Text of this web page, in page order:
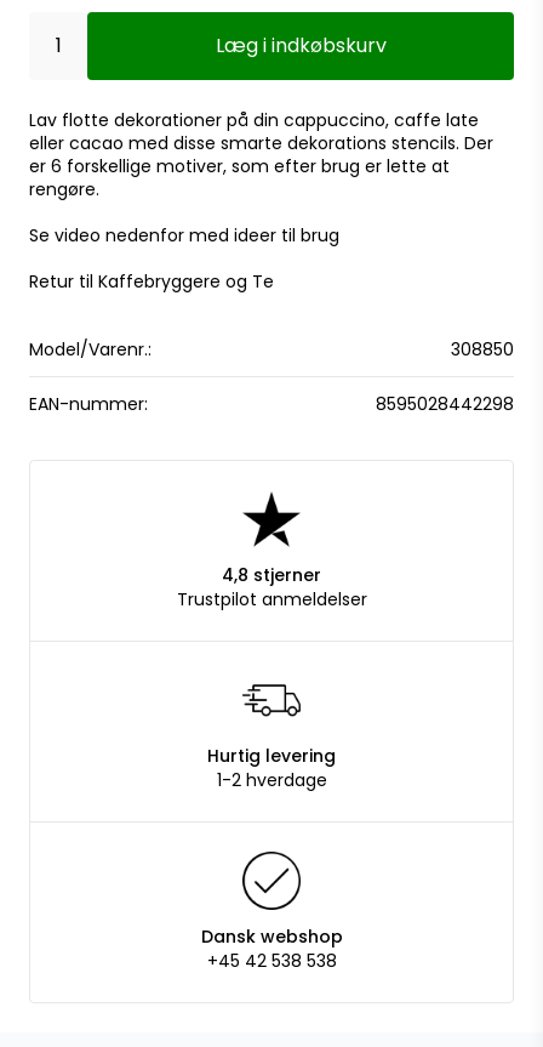
Læg i indkøbskurv
Lav flotte dekorationer på din cappuccino, caffe late
eller cacao med disse smarte dekorations stencils. Der
er 6 forskellige motiver, som efter brug er lette at
rengøre.
Se video nedenfor med ideer til brug
Retur til Kaffebryggere og Te
Model/Varenr.: 308850
EAN-nummer: 8595028442298
4,8 stjerner
Trustpilot anmeldelser
Hurtig levering
1-2 hverdage
Dansk webshop
+45 42 538 538